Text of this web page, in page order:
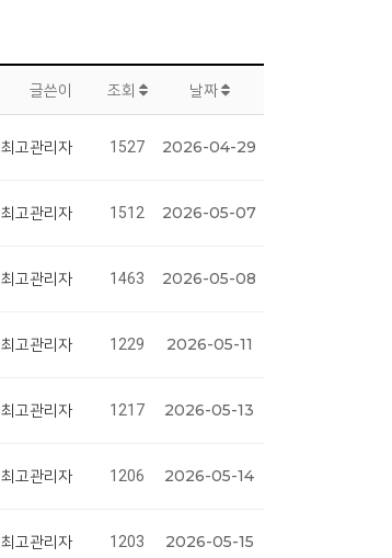
글쓴이 조회 날짜
최고관리자 1527 2026-04-29
최고관리자 1512 2026-05-07
최고관리자 1463 2026-05-08
최고관리자 1229 2026-05-11
최고관리자 1217 2026-05-13
최고관리자 1206 2026-05-14
최고관리자 1203 2026-05-15